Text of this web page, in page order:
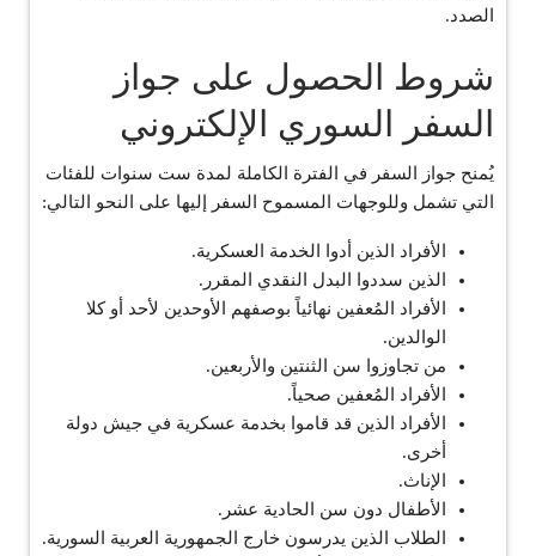
الصدد.
شروط الحصول على جواز
السفر السوري الإلكتروني
يُمنح جواز السفر في الفترة الكاملة لمدة ست سنوات للفئات
التي تشمل وللوجهات المسموح السفر إليها على النحو التالي:
الأفراد الذين أدوا الخدمة العسكرية.
الذين سددوا البدل النقدي المقرر.
الأفراد المُعفين نهائياً بوصفهم الأوحدين لأحد أو كلا
الوالدين.
من تجاوزوا سن الثنتين والأربعين.
الأفراد المُعفين صحياً.
الأفراد الذين قد قاموا بخدمة عسكرية في جيش دولة
أخرى.
الإناث.
الأطفال دون سن الحادية عشر.
الطلاب الذين يدرسون خارج الجمهورية العربية السورية.